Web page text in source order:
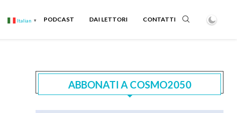
Italian ▼ PODCAST DAI LETTORI CONTATTI
ABBONATI A COSMO2050